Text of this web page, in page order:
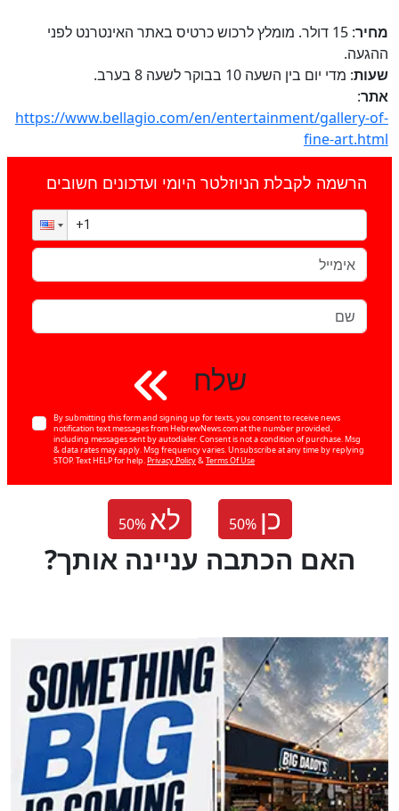
מחיר
: 15 דולר. מומלץ לרכוש כרטיס באתר האינטרנט לפני
ההגעה.
שעות: מדי יום בין השעה 10 בבוקר לשעה 8 בערב.
אתר:
https://www.bellagio.com/en/entertainment/gallery-of-
fine-art.html
הרשמה לקבלת הניוזלטר היומי ועדכונים חשובים
שלח
By submitting this form and signing up for texts, you consent to receive news
notification text messages from HebrewNews.com at the number provided,
including messages sent by autodialer. Consent is not a condition of purchase. Msg
& data rates may apply. Msg frequency varies. Unsubscribe at any time by replying
STOP. Text HELP for help. Privacy Policy& Terms Of Use
50% לא 50% כן
?האם הכתבה עניינה אותך